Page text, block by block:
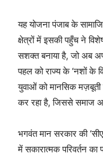
यह योजना पंजाब के
क्षेत्रों में इसकी पहुँच ने
सशक्त बनाया है, जो अब
पहल को राज्य के ‘नशों के
युवाओं को मानसिक
कर रहा है, जिससे समाज
भगवंत मान सरकार की
में सकारात्मक परिवर्तन